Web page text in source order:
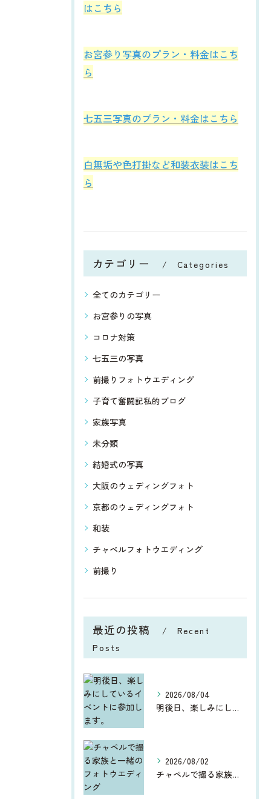
はこちら
お宮参り写真のプラン・料金はこち
ら
七五三写真のプラン・料金はこちら
白無垢や色打掛など和装衣装はこち
ら
カテゴリー Categories
全てのカテゴリー
お宮参りの写真
コロナ対策
七五三の写真
前撮りフォトウエディング
子育て奮闘記私的ブログ
家族写真
未分類
結婚式の写真
大阪のウェディングフォト
京都のウェディングフォト
和装
チャペルフォトウエディング
前撮り
最近の投稿
Recent
Posts
2026/08/04
明後日、楽しみにしているイベントに参加します。
2026/08/02
チャペルで撮る家族と一緒のフォトウエディング